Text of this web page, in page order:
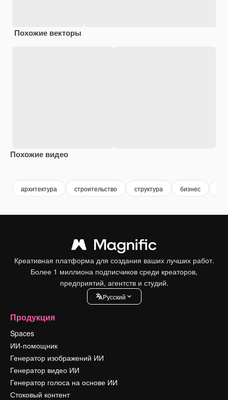
Похожие векторы
Похожие видео
архитектура строительство структура бизнес
Креативная платформа для создания ваших лучших работ.
Более 1 миллиона подписчиков среди креаторов,
предприятий, агентств и студий.
Pусский
Продукция
Spaces
ИИ-помощник
Генератор изображений ИИ
Генератор видео ИИ
Генератор голоса на основе ИИ
Стоковый контент